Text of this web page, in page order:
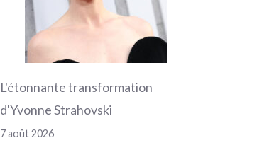
L'étonnante transformation
d'Yvonne Strahovski
7 août 2026